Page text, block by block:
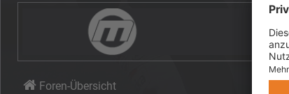
Foren-Übersicht